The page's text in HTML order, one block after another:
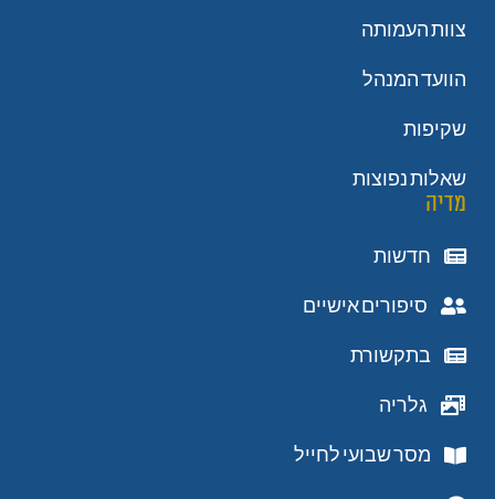
צוות העמותה
הוועד המנהל
שקיפות
שאלות נפוצות
מדיה
חדשות
סיפורים אישיים
בתקשורת
גלריה
מסר שבועי לחייל